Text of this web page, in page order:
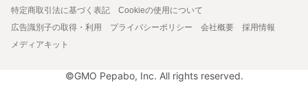
特定商取引法に基づく表記
Cookieの使用について
広告識別子の取得・利用
プライバシーポリシー 会社概要
採用情報
メディアキット
©GMO Pepabo, Inc. All rights reserved.